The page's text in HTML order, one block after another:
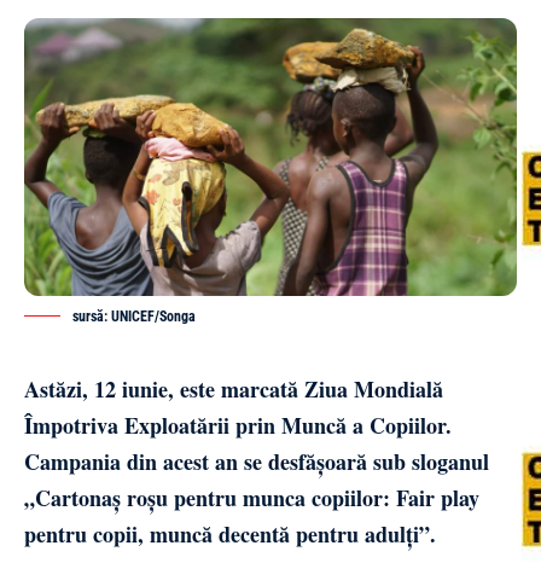
sursă: UNICEF/Songa
Astăzi, 12 iunie, este marcată Ziua Mondială
Împotriva Exploatării prin Muncă a Copiilor.
Campania din acest an se desfășoară sub sloganul
„Cartonaș roșu pentru munca copiilor: Fair play
pentru copii, muncă decentă pentru adulți”.